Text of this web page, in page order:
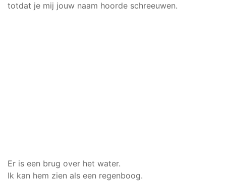
totdat je mij jouw naam hoorde schreeuwen.
Er is een brug over het water.
Ik kan hem zien als een regenboog.